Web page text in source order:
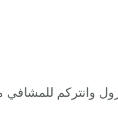
وانتركم للمشافي